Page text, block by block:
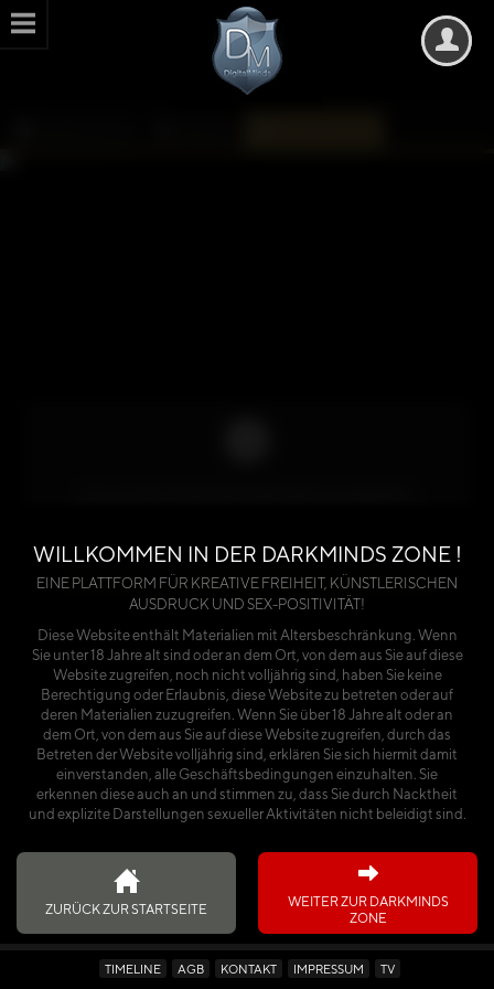
Über die Seite anmelden
Ich habe den Kalender käuflich erworben
WILLKOMMEN IN DER DARKMINDS ZONE !
EINE PLATTFORM FÜR KREATIVE FREIHEIT, KÜNSTLERISCHEN
AUSDRUCK UND SEX-POSITIVITÄT!
Diese Website enthält Materialien mit Altersbeschränkung. Wenn
Sie unter 18 Jahre alt sind oder an dem Ort, von dem aus Sie auf diese
Website zugreifen, noch nicht volljährig sind, haben Sie keine
Berechtigung oder Erlaubnis, diese Website zu betreten oder auf
deren Materialien zuzugreifen. Wenn Sie über 18 Jahre alt oder an
dem Ort, von dem aus Sie auf diese Website zugreifen, durch das
Betreten der Website volljährig sind, erklären Sie sich hiermit damit
einverstanden, alle Geschäftsbedingungen einzuhalten. Sie
erkennen diese auch an und stimmen zu, dass Sie durch Nacktheit
und explizite Darstellungen sexueller Aktivitäten nicht beleidigt sind.
ZURÜCK ZUR STARTSEITE
WEITER ZUR DARKMINDS
ZONE
TIMELINE AGB KONTAKT IMPRESSUM TV